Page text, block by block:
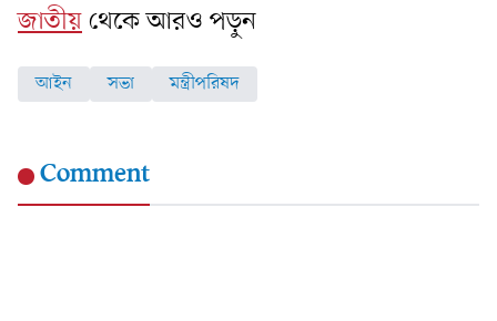
জাতীয়থেকে আরও পড়ুন
আইন সভা মন্ত্রীপরিষদ
Comment